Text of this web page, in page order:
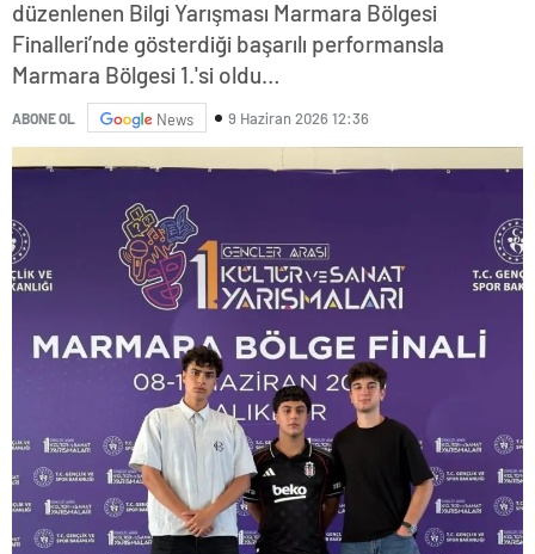
düzenlenen Bilgi Yarışması Marmara Bölgesi
Finalleri’nde gösterdiği başarılı performansla
Marmara Bölgesi 1.'si oldu…
ABONE OL News 9 Haziran 2026 12:36